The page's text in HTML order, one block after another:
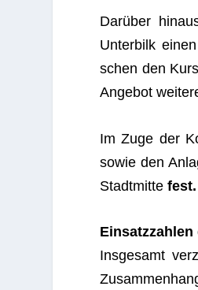
Dar­über
Unter­bilk
schen den
Ange­bot
Im Zuge der
sowie den
Stadt­mitte
Ein­satz­zah­len
Ins­ge­samt